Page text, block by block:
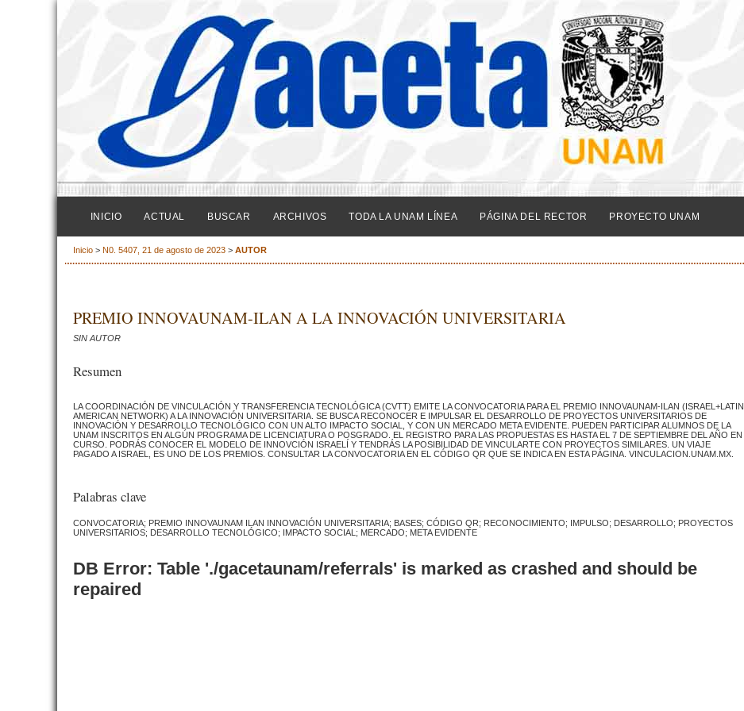
INICIO ACTUAL BUSCAR ARCHIVOS TODA LA UNAM LÍNEA PÁGINA DEL RECTOR PROYECTO UNAM
Inicio > N0. 5407, 21 de agosto de 2023 > AUTOR
PREMIO INNOVAUNAM-ILAN A LA INNOVACIÓN UNIVERSITARIA
SIN AUTOR
Resumen
LA COORDINACIÓN DE VINCULACIÓN Y TRANSFERENCIA TECNOLÓGICA (CVTT) EMITE LA CONVOCATORIA PARA EL PREMIO INNOVAUNAM-ILAN (ISRAEL+LATIN
AMERICAN NETWORK) A LA INNOVACIÓN UNIVERSITARIA. SE BUSCA RECONOCER E IMPULSAR EL DESARROLLO DE PROYECTOS UNIVERSITARIOS DE
INNOVACIÓN Y DESARROLLO TECNOLÓGICO CON UN ALTO IMPACTO SOCIAL, Y CON UN MERCADO META EVIDENTE. PUEDEN PARTICIPAR ALUMNOS DE LA
UNAM INSCRITOS EN ALGÚN PROGRAMA DE LICENCIATURA O POSGRADO. EL REGISTRO PARA LAS PROPUESTAS ES HASTA EL 7 DE SEPTIEMBRE DEL AÑO EN
CURSO. PODRÁS CONOCER EL MODELO DE INNOVCIÓN ISRAELÍ Y TENDRÁS LA POSIBILIDAD DE VINCULARTE CON PROYECTOS SIMILARES. UN VIAJE
PAGADO A ISRAEL, ES UNO DE LOS PREMIOS. CONSULTAR LA CONVOCATORIA EN EL CÓDIGO QR QUE SE INDICA EN ESTA PÁGINA. VINCULACION.UNAM.MX.
Palabras clave
CONVOCATORIA; PREMIO INNOVAUNAM ILAN INNOVACIÓN UNIVERSITARIA; BASES; CÓDIGO QR; RECONOCIMIENTO; IMPULSO; DESARROLLO; PROYECTOS
UNIVERSITARIOS; DESARROLLO TECNOLÓGICO; IMPACTO SOCIAL; MERCADO; META EVIDENTE
DB Error: Table './gacetaunam/referrals' is marked as crashed and should be
repaired